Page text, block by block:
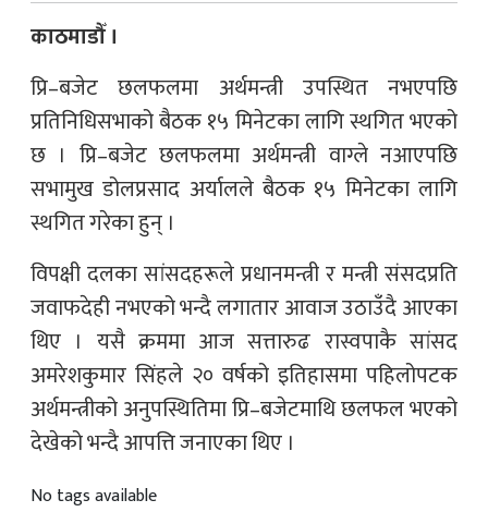
काठमाडौँ ।
प्रि–बजेट छलफलमा अर्थमन्त्री उपस्थित नभएपछि
प्रतिनिधिसभाको बैठक १५ मिनेटका लागि स्थगित भएको
छ । प्रि–बजेट छलफलमा अर्थमन्त्री वाग्ले नआएपछि
सभामुख डोलप्रसाद अर्यालले बैठक १५ मिनेटका लागि
स्थगित गरेका हुन् ।
विपक्षी दलका सांसदहरूले प्रधानमन्त्री र मन्त्री संसदप्रति
जवाफदेही नभएको भन्दै लगातार आवाज उठाउँदै आएका
थिए । यसै क्रममा आज सत्तारुढ रास्वपाकै सांसद
अमरेशकुमार सिंहले २० वर्षको इतिहासमा पहिलोपटक
अर्थमन्त्रीको अनुपस्थितिमा प्रि–बजेटमाथि छलफल भएको
देखेको भन्दै आपत्ति जनाएका थिए ।
No tags available